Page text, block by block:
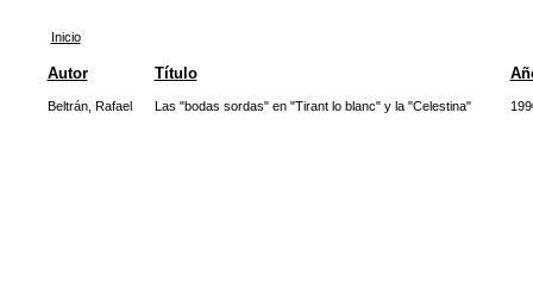
Inicio
Autor Título
Beltrán, Rafael Las "bodas sordas" en "Tirant lo blanc" y la "Celestina"